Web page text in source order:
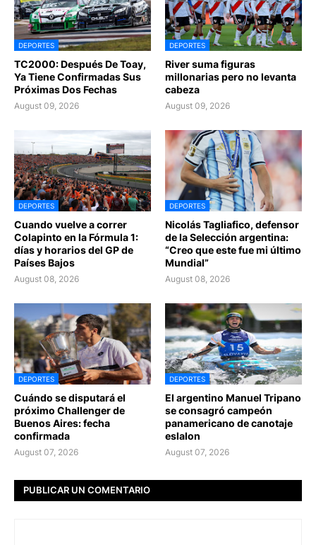
DEPORTES
TC2000: Después De Toay,
Ya Tiene Confirmadas Sus
Próximas Dos Fechas
August 09, 2026
DEPORTES
River suma figuras
millonarias pero no levanta
cabeza
August 09, 2026
DEPORTES
Cuando vuelve a correr
Colapinto en la Fórmula 1:
días y horarios del GP de
Países Bajos
August 08, 2026
DEPORTES
Nicolás Tagliafico, defensor
de la Selección argentina:
“Creo que este fue mi último
Mundial”
August 08, 2026
DEPORTES
Cuándo se disputará el
próximo Challenger de
Buenos Aires: fecha
confirmada
August 07, 2026
DEPORTES
El argentino Manuel Tripano
se consagró campeón
panamericano de canotaje
eslalon
August 07, 2026
PUBLICAR UN COMENTARIO